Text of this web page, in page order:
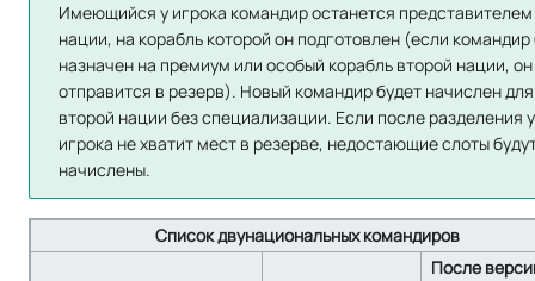
Имеющийся у игрока командир останется представителем
нации, на корабль которой он подготовлен (если
назначен на премиум или особый корабль второй нации, он
отправится в резерв). Новый командир будет начислен для
второй нации без специализации. Если после разделения у
игрока не хватит мест в резерве, недостающие слоты
начислены.
Список двунациональных командиров
После